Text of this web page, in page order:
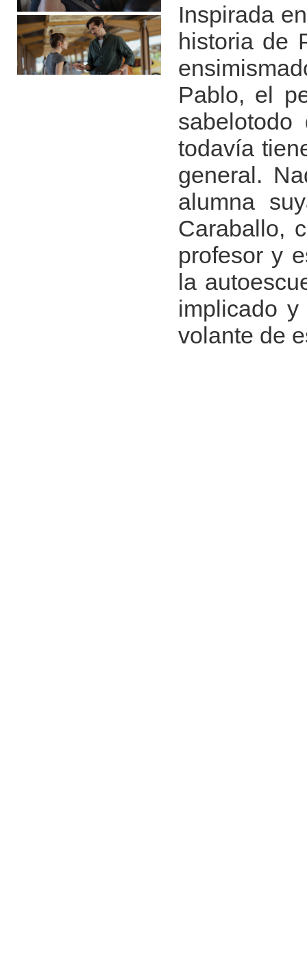
Inspirada
historia de
Pablo, el
todavía
general.
alumna
Caraballo,
profesor y
la
implicado
volante de